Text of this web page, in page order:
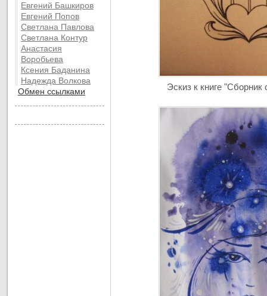
Евгений Башкиров
Евгений Попов
Светлана Павлова
Светлана Контур
Анастасия
Воробьева
Ксения Баданина
Надежда Волкова
Обмен ссылками
Эскиз к книге "Сборник